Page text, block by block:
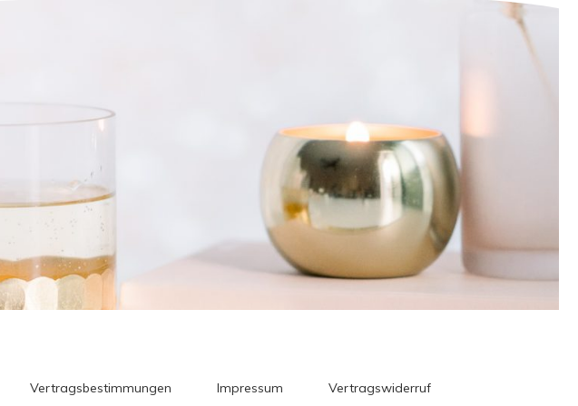
Vertragsbestimmungen Impressum Vertragswiderruf